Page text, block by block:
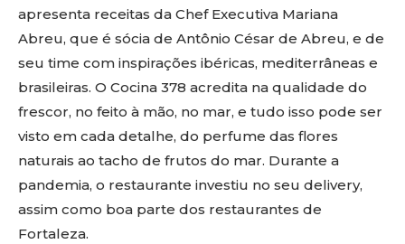
apresenta receitas da Chef Executiva Mariana
Abreu, que é sócia de Antônio César de Abreu, e de
seu time com inspirações ibéricas, mediterrâneas e
brasileiras. O Cocina 378 acredita na qualidade do
frescor, no feito à mão, no mar, e tudo isso pode ser
visto em cada detalhe, do perfume das flores
naturais ao tacho de frutos do mar. Durante a
pandemia, o restaurante investiu no seu delivery,
assim como boa parte dos restaurantes de
Fortaleza.